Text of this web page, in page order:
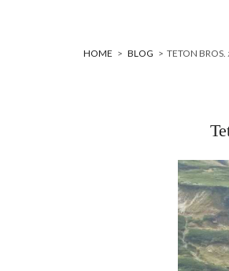
HOME > BLOG > TETON